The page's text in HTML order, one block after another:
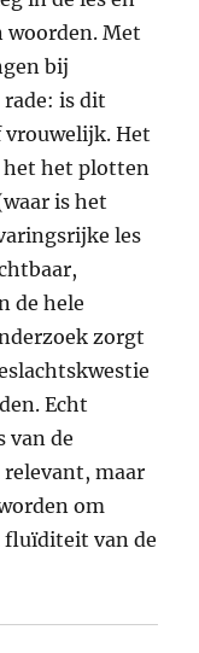
woorden. Met
bij
is dit
Het
het het plotten
is het
les
de hele
zorgt
Echt
van de
maar
om
fluïditeit van de